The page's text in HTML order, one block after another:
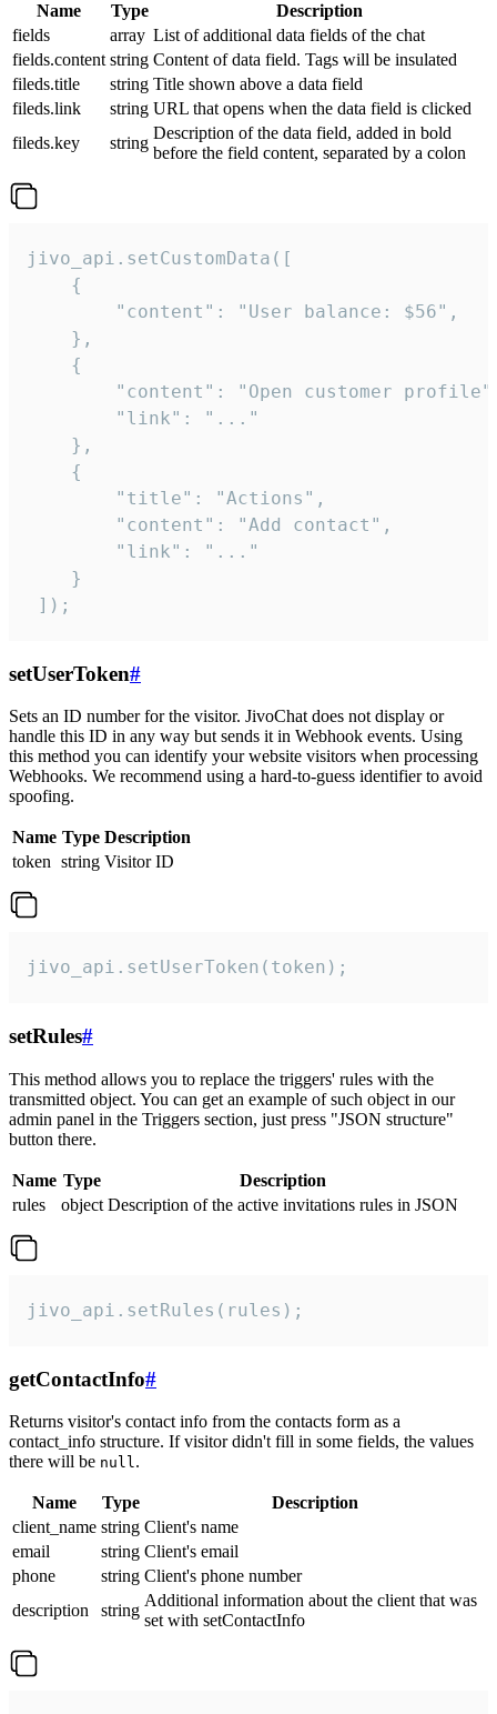
Name Type
Description
fields
array List of additional data fields of the chat
fields.content string Content of data field. Tags will be insulated
fileds.title
string Title shown above a data field
fileds.link
string URL that opens when the data field is clicked
fileds.key
string
Description of the data field, added in bold
before the field content, separated by a colon
jivo_api.setCustomData([
    {
        "content": "User balance: $56",
    },
    {
"content": "Open customer
        "link": "..."
    },
    {
        "title": "Actions",
        "content": "Add contact",
        "link": "..."
    }
]);
setUserToken#
Sets an ID number for the visitor. JivoChat does not display or
handle this ID in any way but sends it in Webhook events. Using
this method you can identify your website visitors when processing
Webhooks. We recommend using a hard-to-guess identifier to avoid
spoofing.
Name Type Description
token string Visitor ID
jivo_api.setUserToken(token);
setRules#
This method allows you to replace the triggers' rules with the
transmitted object. You can get an example of such object in our
admin panel in the Triggers section, just press "JSON structure"
button there.
Name Type
Description
rules
object Description of the active invitations rules in JSON
jivo_api.setRules(rules);
getContactInfo#
Returns visitor's contact info from the contacts form as a
contact_info structure. If visitor didn't fill in some fields, the values
there will be null.
Name Type
Description
client_name string Client's name
email
string Client's email
phone
string Client's phone number
description
string
Additional information about the client that was
set with setContactInfo